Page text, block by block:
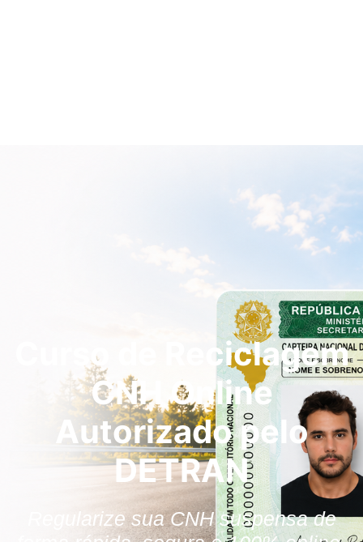
Curso de Reciclagem
CNH Online
Autorizado pelo
DETRAN
Regularize sua CNH suspensa de